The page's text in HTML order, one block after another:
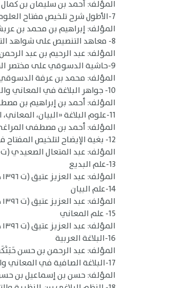
المؤلف: أحمد بن سليمان بن كمال
7-الأطول شرح تلخيص مفتاح العلوم
المؤلف: إبراهيم بن محمد بن
8- معاهد التنصيص على شواهد التلخيص
المؤلف: عبد الرحيم بن عبد الرحمن
9-حاشية الدسوقي على مختصر المعاني لسعد الدين التفتازاني (ت ٧٩٢ هـ) [ومختصر السعد هو شرح تلخيص مفتاح العلوم لجلال الدين القزويني]
المؤلف: محمد بن عرفة
10- جواهر البلاغة في المعاني والبيان والبديع
المؤلف: أحمد بن إبراهيم بن مصطفى
11-علوم البلاغة «البيان، المعاني، البديع»
المؤلف: أحمد بن مصطفى المراغي (ت
12- بغية الإيضاح لتلخيص المفتاح في علوم البلاغة
المؤلف: عبد المتعال الصعيدي (ت ١٣٩١هـ)
13-علم البديع
المؤلف: عبد العزيز عتيق (ت ١٣٩٦ هـ)
14-علم البيان
المؤلف: عبد العزيز عتيق (ت ١٣٩٦ هـ)
15- علم المعاني
المؤلف: عبد العزيز عتيق (ت ١٣٩٦ هـ)
16-البلاغة العربية
المؤلف: عبد الرحمن بن حسن حَبَنَّكَة
17-البلاغة الصافية في المعاني والبيان والبديع
المؤلف: حسن بن إسماعيل بن حسن بن